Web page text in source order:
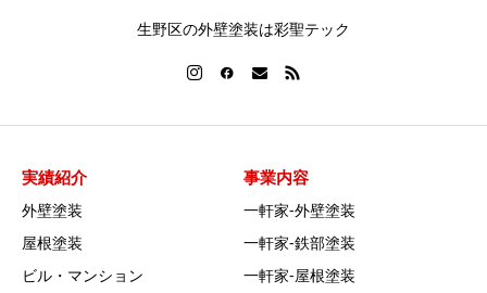
生野区の外壁塗装は彩聖テック
実績紹介
外壁塗装
屋根塗装
ビル・マンション
事業内容
一軒家‐外壁塗装
一軒家‐鉄部塗装
一軒家‐屋根塗装